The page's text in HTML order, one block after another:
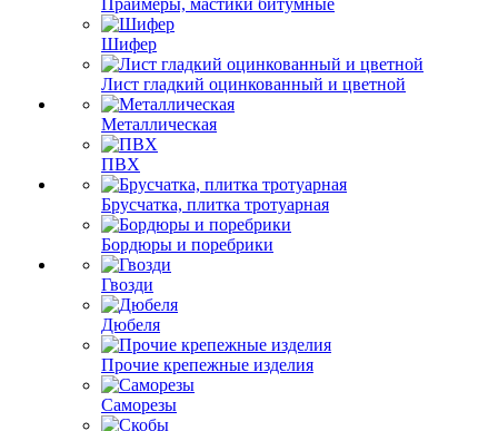
Праймеры, мастики битумные
Шифер
Лист гладкий оцинкованный и цветной
Металлическая
ПВХ
Брусчатка, плитка тротуарная
Бордюры и поребрики
Гвозди
Дюбеля
Прочие крепежные изделия
Саморезы